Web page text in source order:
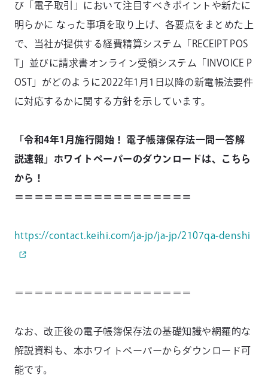
び「電⼦取引」において注⽬すべきポイントや新たに
明らかに なった事項を取り上げ、各要点をまとめた上
で、当社が提供する経費精算システム「RECEIPT POS
T」並びに請求書オンライン受領システム「INVOICE P
OST」がどのように2022年1⽉1⽇以降の新電帳法要件
に対応するかに関する⽅針を⽰しています。
「令和4年1⽉施⾏開始！ 電⼦帳簿保存法⼀問⼀答解
説速報」ホワイトペーパーのダウンロードは、こちら
から！
＝＝＝＝＝＝＝＝＝＝＝＝＝＝＝＝＝＝
https://contact.keihi.com/ja-jp/ja-jp/2107qa-denshi
＝＝＝＝＝＝＝＝＝＝＝＝＝＝＝＝＝＝
なお、改正後の電⼦帳簿保存法の基礎知識や網羅的な
解説資料も、本ホワイトペーパーからダウンロード可
能です。